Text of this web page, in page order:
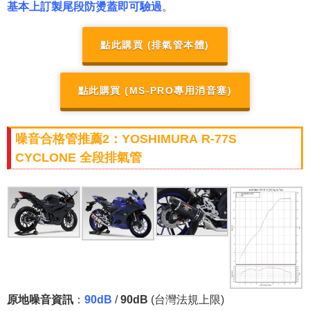
基本上訂製尾段防燙蓋即可驗過。
點此購買 (排氣管本體)
點此購買 (MS-PRO專用消音塞)
噪音合格管推薦2：YOSHIMURA R-77S
CYCLONE 全段排氣管
原地噪音資訊 ： 90dB /90dB (台灣法規上限)